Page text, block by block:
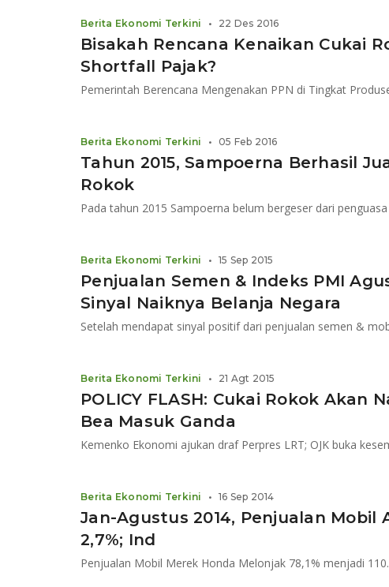
Bisakah Rencana Kenaikan Cukai
Shortfall Pajak?
Pemerintah Berencana Mengenakan PPN di Tingkat
Berita Ekonomi Terkini • 22 Des 2016
Tahun 2015, Sampoerna Berhasil
Rokok
Berita Ekonomi Terkini • 05 Feb 2016
Penjualan Semen & Indeks PMI
Sinyal Naiknya Belanja Negara
Berita Ekonomi Terkini • 15 Sep 2015
POLICY FLASH: Cukai Rokok Akan
Bea Masuk Ganda
Berita Ekonomi Terkini • 21 Agt 2015
Jan-Agustus 2014, Penjualan Mobil
2,7%; Ind
Penjualan Mobil Merek Honda Melonjak 78,1% menjadi
Berita Ekonomi Terkini • 16 Sep 2014